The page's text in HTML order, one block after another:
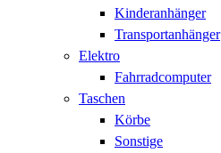
Kinderanhänger
Transportanhänger
Elektro
Fahrradcomputer
Taschen
Körbe
Sonstige